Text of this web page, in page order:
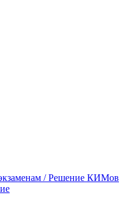
/ Решение КИМов